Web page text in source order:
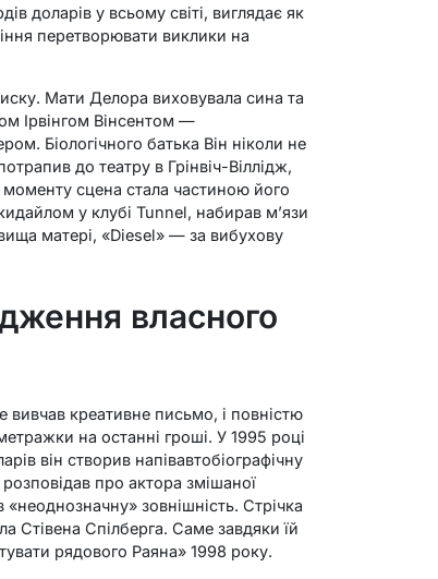
доларів у всьому світі, виглядає як
перетворювати виклики на
Мати Делора виховувала сина та
Ірвінгом Вінсентом —
Біологічного батька Він ніколи не
до театру в Грінвіч-Віллідж,
сцена стала частиною його
у клубі Tunnel, набирав м’язи
матері, «Diesel» — за вибухову
власного
вивчав креативне письмо, і повністю
на останні гроші. У 1995 році
він створив напівавтобіографічну
про актора змішаної
зовнішність. Стрічка
Стівена Спілберга. Саме завдяки їй
рядового Раяна» 1998 року.